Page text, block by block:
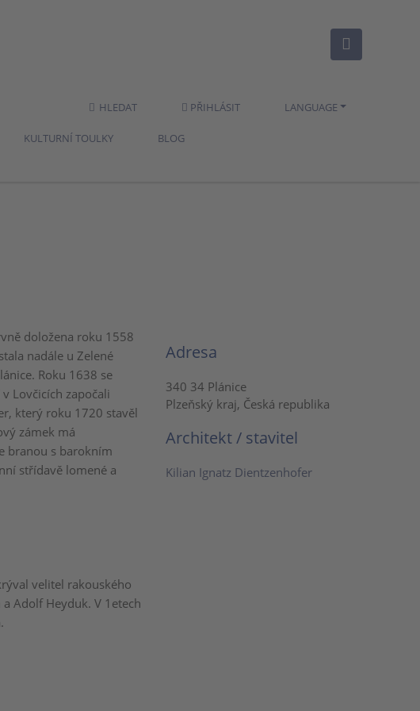
HLEDAT PŘIHLÁSIT LANGUAGE
KULTURNÍ TOULKY BLOG
doložena roku 1558
nadále u Zelené
Roku 1638 se
Lovčicích započali
který roku 1720 stavěl
zámek má
branou s barokním
střídavě lomené a
velitel rakouského
Adolf Heyduk. V 1etech
Adresa
340 34 Plánice
Plzeňský kraj, Česká republika
Architekt / stavitel
Kilian Ignatz Dientzenhofer